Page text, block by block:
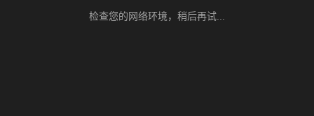
检查您的网络环境，稍后再试...